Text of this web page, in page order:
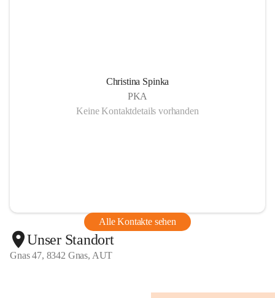
Christina Spinka
PKA
Keine Kontaktdetails vorhanden
Alle Kontakte sehen
Unser Standort
Gnas 47, 8342 Gnas, AUT